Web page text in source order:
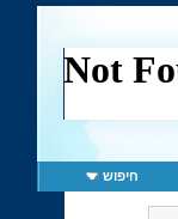
חיפוש